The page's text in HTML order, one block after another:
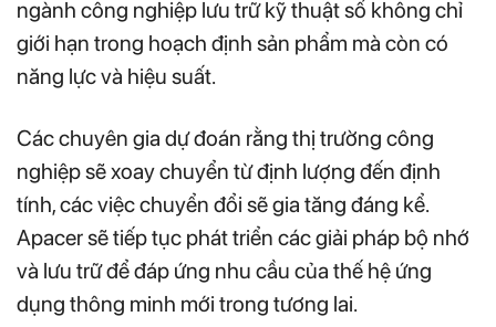
ngành công nghiệp lưu trữ kỹ thuật số không chỉ
giới hạn trong hoạch định sản phẩm mà còn có
năng lực và hiệu suất.
Các chuyên gia dự đoán rằng thị trường công
nghiệp sẽ xoay chuyển từ định lượng đến định
tính, các việc chuyển đổi sẽ gia tăng đáng kể.
Apacer sẽ tiếp tục phát triển các giải pháp bộ nhớ
và lưu trữ để đáp ứng nhu cầu của thế hệ ứng
dụng thông minh mới trong tương lai.